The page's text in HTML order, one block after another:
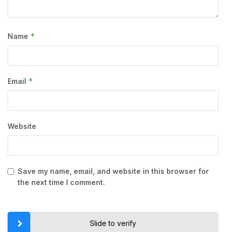
Name *
Email *
Website
Save my name, email, and website in this browser for
the next time I comment.
Slide to verify